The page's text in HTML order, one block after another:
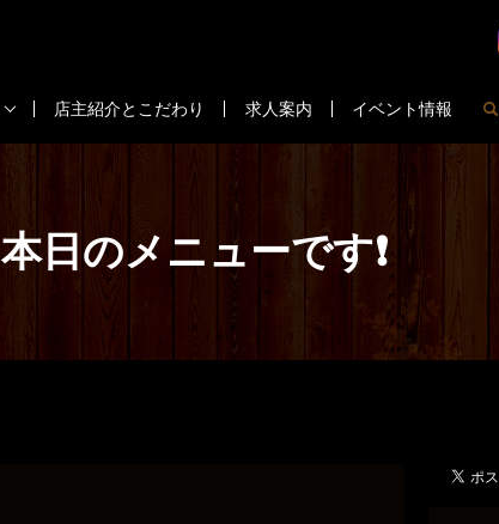
店主紹介とこだわり 求人案内 イベント情報
日のメニューです❗